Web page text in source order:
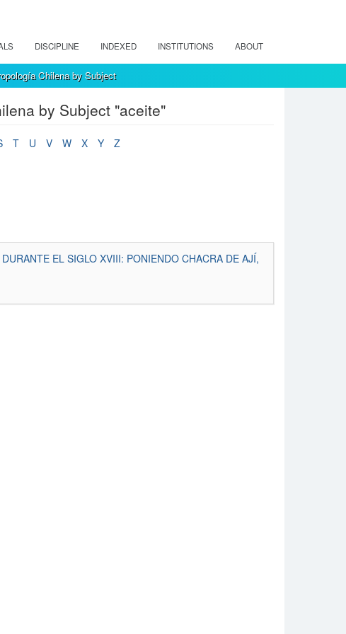
DISCIPLINE INDEXED INSTITUTIONS ABOUT
Chilena by Subject
by Subject "aceite"
T U V W X Y
Z
EL SIGLO XVIII: PONIENDO CHACRA DE AJÍ,